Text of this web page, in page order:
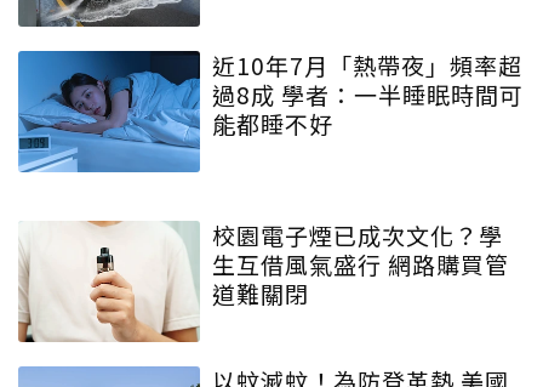
近10年7月「熱帶夜」頻率超
過8成 學者：一半睡眠時間可
能都睡不好
校園電子煙已成次文化？學
生互借風氣盛行 網路購買管
道難關閉